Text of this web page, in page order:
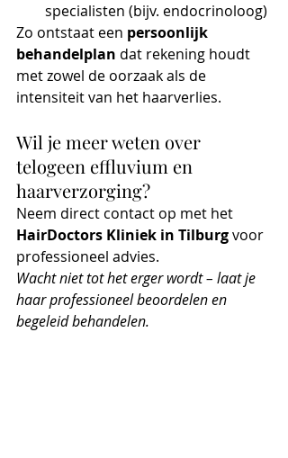
specialisten (bijv. endocrinoloog)
Zo ontstaat een persoonlijk
behandelplan dat rekening houdt
met zowel de oorzaak als de
intensiteit van het haarverlies.
Wil je meer weten over
telogeen effluvium en
haarverzorging?
Neem direct contact op met het
HairDoctors Kliniek in Tilburg voor
professioneel advies.
Wacht niet tot het erger wordt – laat je
haar professioneel beoordelen en
begeleid behandelen.